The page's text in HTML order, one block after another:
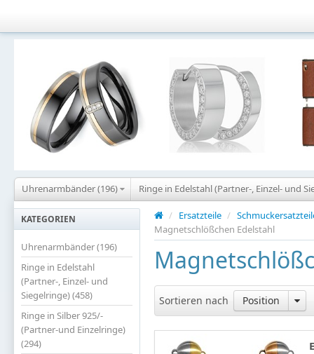
Uhrenarmbänder (196) Ringe in Edelstahl (Partner-, Einzel- und
KATEGORIEN
Uhrenarmbänder (196)
Ringe in Edelstahl
(Partner-, Einzel- und
Siegelringe) (458)
Ringe in Silber 925/-
(Partner-und Einzelringe)
(294)
/ Ersatzteile /
Magnetschlößchen Edelstahl
Sortieren nach Position